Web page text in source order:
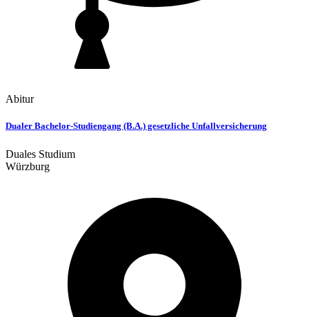
Abitur
Dualer Bachelor-Studiengang (B.A.) gesetzliche Unfallversicherung
Duales Studium
Würzburg